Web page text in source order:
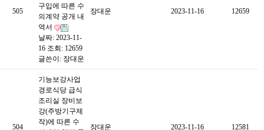
505
구입에 따른 수
의계약 공개 내
역서
날짜: 2023-11-
16 조회: 12659
글쓴이: 장대운
장대운 2023-11-16 12659
504
기능보강사업
경로식당 급식
조리실 장비보
강(주방기구제
작)에 따른 수
장대운 2023-11-16 12581